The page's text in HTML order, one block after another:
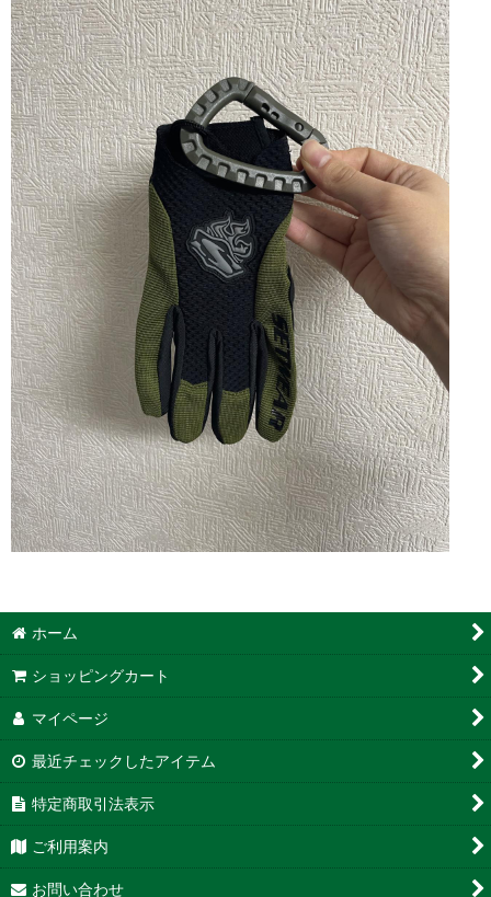
ホーム
ショッピングカート
マイページ
最近チェックしたアイテム
特定商取引法表示
ご利用案内
お問い合わせ